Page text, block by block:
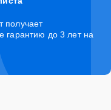
получает
гарантию до 3 лет на